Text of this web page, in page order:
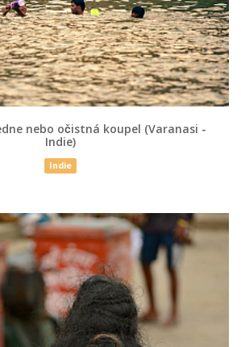
nebo očistná koupel (Varanasi -
Indie)
Indie